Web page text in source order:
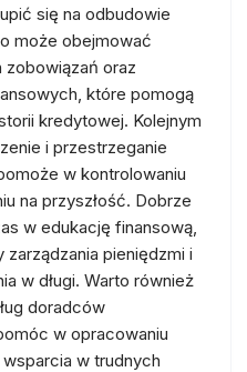
się na odbudowie
może obejmować
zobowiązań oraz
które pomogą
kredytowej. Kolejnym
i przestrzeganie
w kontrolowaniu
na przyszłość. Dobrze
w edukację finansową,
pieniędzmi i
w długi. Warto również
doradców
w opracowaniu
wsparcia w trudnych